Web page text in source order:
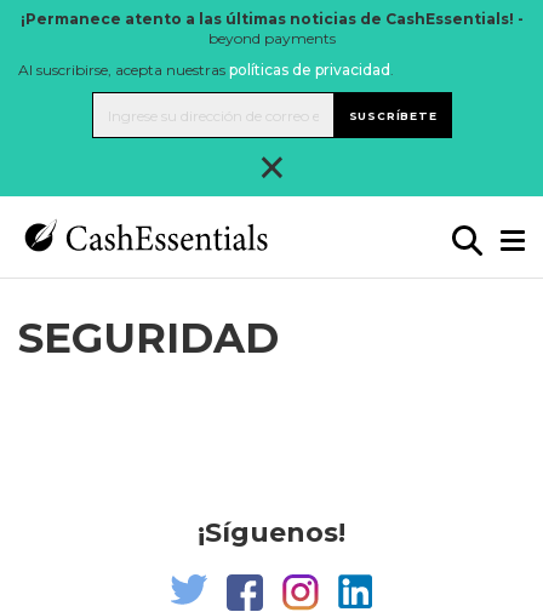
¡Permanece atento a las últimas noticias de CashEssentials! -
beyond payments
Al suscribirse, acepta nuestras políticas de privacidad .
SUSCRÍBETE
×
SEGURIDAD
¡Síguenos!